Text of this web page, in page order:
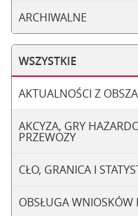
ARCHIWALNE
WSZYSTKIE
AKTUALNOŚCI Z
AKCYZA, GRY
PRZEWOZY
CŁO, GRANICA I
OBSŁUGA WNIOSKÓW